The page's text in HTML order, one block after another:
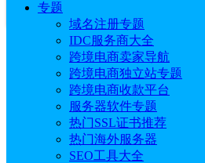
专题
域名注册专题
IDC服务商大全
跨境电商卖家导航
跨境电商独立站专题
跨境电商收款平台
服务器软件专题
热门SSL证书推荐
热门海外服务器
SEO工具大全
带宽服务器租用等。...
知名主机商Megalayer近几年一
近期刚刚上线了第四个数据中心
Megalayer新加坡机房提供新加坡
同方案。那么Megalayer新加坡
手了一台Megalayer新加坡VPS方案
存、50G SSD硬盘、优化带宽，本
测数据仅供参考。